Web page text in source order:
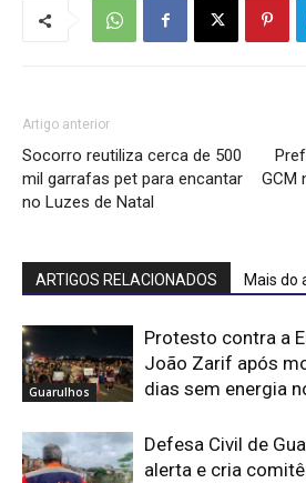
Artigo anterior
Socorro reutiliza cerca de 500
mil garrafas pet para encantar
no Luzes de Natal
GCM
ARTIGOS RELACIONADOS Mais do
Guarulhos
Protesto contra a
João Zarif após
dias sem energia
Defesa Civil de
alerta e cria